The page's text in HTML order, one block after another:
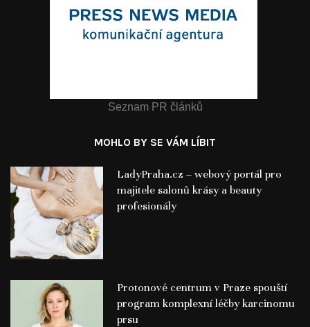
Seznam PR článků
MOHLO BY SE VÁM LÍBIT
LadyPraha.cz – webový portál pro
majitele salonů krásy a beauty
profesionály
Protonové centrum v Praze spouští
program komplexní léčby karcinomu
prsu